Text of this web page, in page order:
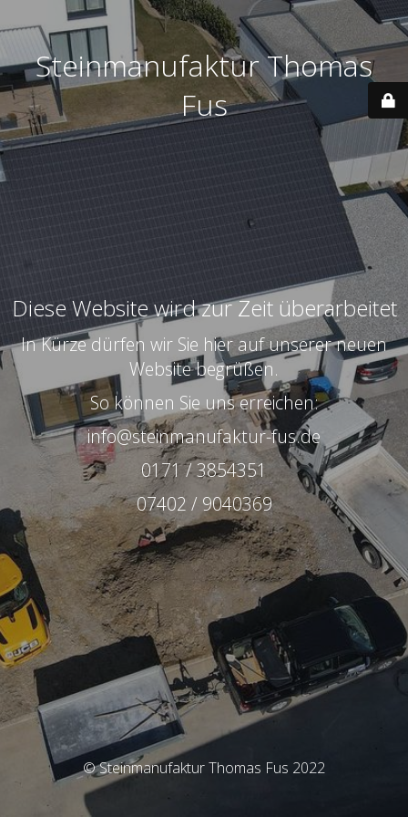
Steinmanufaktur Thomas
Fus
Diese Website wird zur Zeit überarbeitet
In Kürze dürfen wir Sie hier auf unserer neuen
Website begrüßen.
So können Sie uns erreichen:
info@steinmanufaktur-fus.de
0171 / 3854351
07402 / 9040369
© Steinmanufaktur Thomas Fus 2022